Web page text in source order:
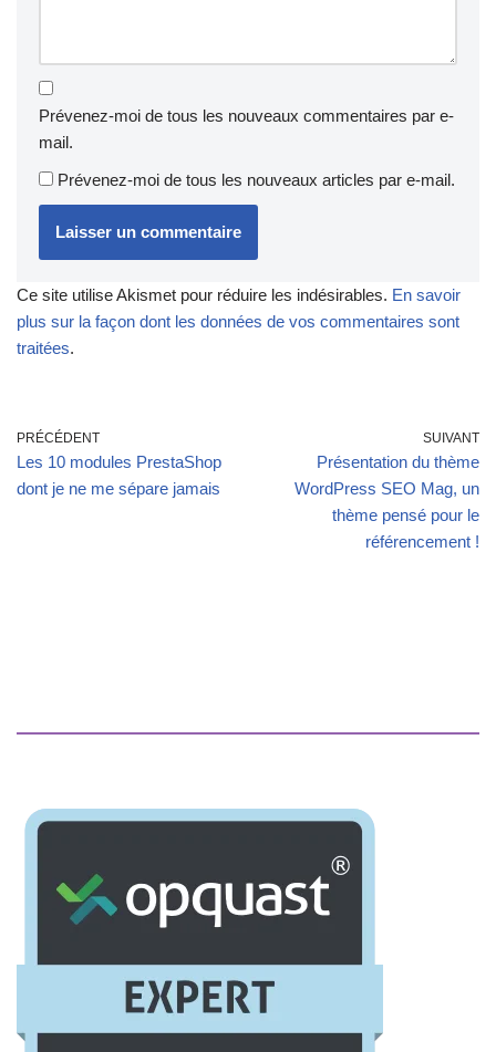
Prévenez-moi de tous les nouveaux commentaires par e-
mail.
Prévenez-moi de tous les nouveaux articles par e-mail.
Ce site utilise Akismet pour réduire les indésirables. En savoir
plus sur la façon dont les données de vos commentaires sont
traitées.
PRÉCÉDENT
Les 10 modules PrestaShop
dont je ne me sépare jamais
SUIVANT
Présentation du thème
WordPress SEO Mag, un
thème pensé pour le
référencement !